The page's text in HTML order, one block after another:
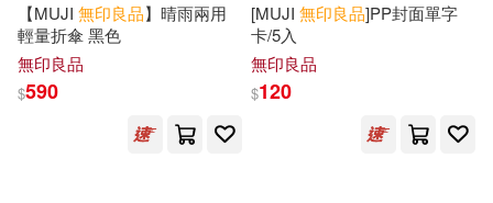
【MUJI 無印良品】晴雨兩用
輕量折傘 黑色
無印良品
$590
[MUJI 無印良品]PP封面單字
卡/5入
無印良品
$120